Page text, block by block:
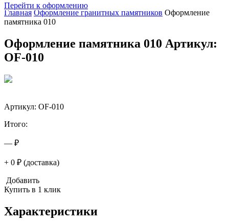
Перейти к оформлению
Главная Оформление гранитных памятников Оформление
памятника 010
Оформление памятника 010 Артикул:
OF-010
Артикул: OF-010
Итого:
— ₽
+ 0 ₽ (доставка)
Добавить
Купить в 1 клик
Характеристики